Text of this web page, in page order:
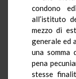
condono
all’istituto
mezzo di
generale ed
una somma
pena
stesse